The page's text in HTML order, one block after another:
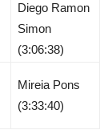
Diego Ramon
Simon
(3:06:38)
Mireia Pons
(3:33:40)